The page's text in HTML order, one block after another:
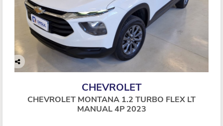
Co
CHEVROLET
CHEVROLET MONTANA 1.2 TURBO FLEX LT
MANUAL 4P 2023